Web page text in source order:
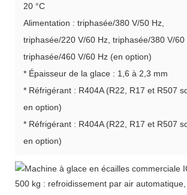
20 °C
Alimentation : triphasée/380 V/50 Hz,
triphasée/220 V/60 Hz, triphasée/380 V/60
triphasée/460 V/60 Hz (en option)
* Épaisseur de la glace : 1,6 à 2,3 mm
* Réfrigérant : R404A (R22, R17 et R507
en option)
* Réfrigérant : R404A (R22, R17 et R507
en option)